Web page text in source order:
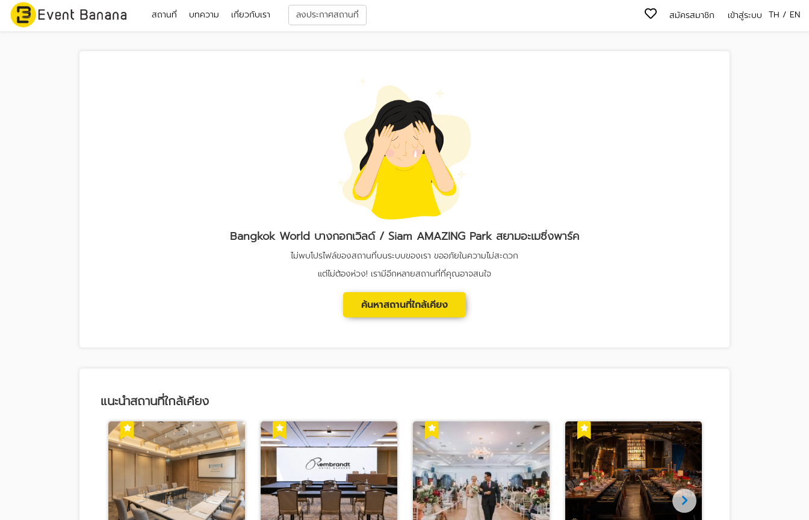
สถานที่ บทความ เกี่ยวกับเรา ลงประกาศสถานที่ TH / EN
สมัครสมาชิก เข้าสู่ระบบ
Bangkok World บางกอกเวิลด์ / Siam AMAZING Park สยามอะเมซิ่งพาร์ค
ไม่พบโปรไฟล์ของสถานที่บนระบบของเรา ขออภัยในความไม่สะดวก
แต่ไม่ต้องห่วง! เรามีอีกหลายสถานที่ที่คุณอาจสนใจ
ค้นหาสถานที่ใกล้เคียง
แนะนำสถานที่ใกล้เคียง